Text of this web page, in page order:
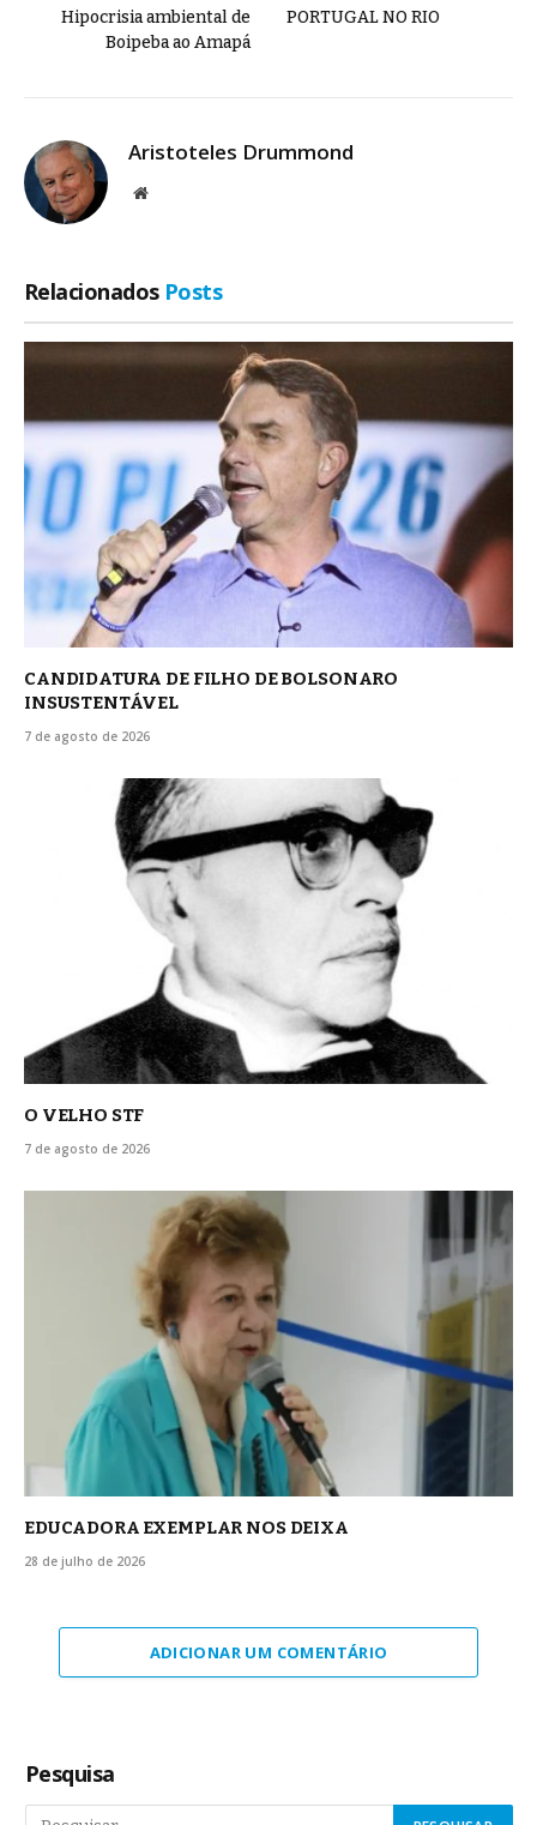
Hipocrisia ambiental de
Boipeba ao Amapá
PORTUGAL NO RIO
Aristoteles Drummond
Site
Relacionados Posts
CANDIDATURA DE FILHO DE BOLSONARO
INSUSTENTÁVEL
7 de agosto de 2026
O VELHO STF
7 de agosto de 2026
EDUCADORA EXEMPLAR NOS DEIXA
28 de julho de 2026
ADICIONAR UM COMENTÁRIO
Pesquisa